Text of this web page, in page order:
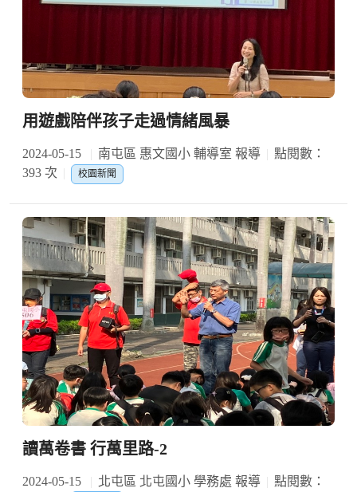
用遊戲陪伴孩子走過情緒風暴
2024-05-15 南屯區 惠文國小 輔導室 報導
點閱數：
393 次
校園新聞
讀萬卷書 行萬里路-2
2024-05-15 北屯區 北屯國小 學務處 報導
點閱數：